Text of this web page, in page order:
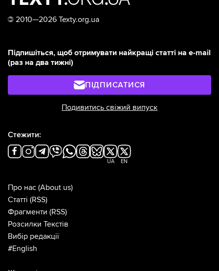
© 2010—2026 Texty.org.ua
Підпишіться, щоб отримувати найкращі статті на e-mail
(раз на два тижні)
ПІДПИСАТИСЯ
Подивитись свіжий випуск
Стежити:
UA EN
Про нас (About us)
Статті (RSS)
Фрагменти (RSS)
Розсилки Текстів
Вибір редакції
#English